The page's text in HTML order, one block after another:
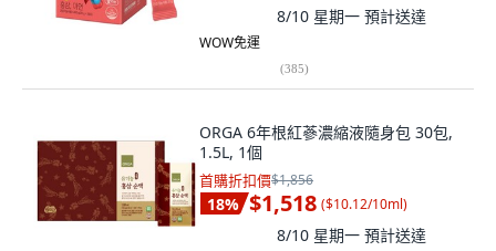
8/10 星期一 預計送達
WOW免運
(385)
ORGA 6年根紅蔘濃縮液隨身包 30包,
1.5L, 1個
首購折扣價$1,856
18% $1,518 ($10.12/10ml)
8/10 星期一 預計送達